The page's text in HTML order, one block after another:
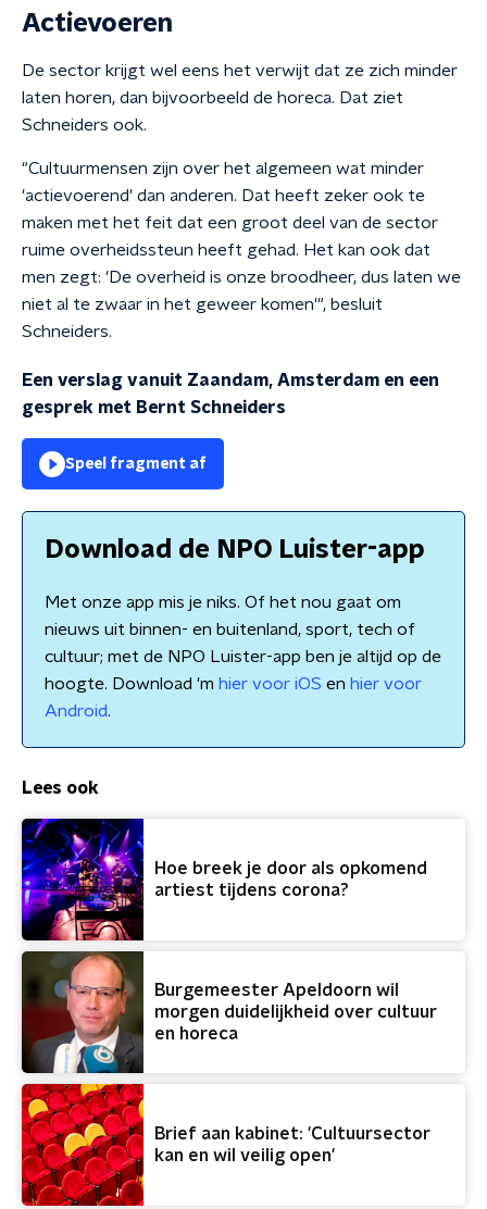
Actievoeren
De sector krijgt wel eens het verwijt dat ze zich minder
laten horen, dan bijvoorbeeld de horeca. Dat ziet
Schneiders ook.
"Cultuurmensen zijn over het algemeen wat minder
'actievoerend' dan anderen. Dat heeft zeker ook te
maken met het feit dat een groot deel van de sector
ruime overheidssteun heeft gehad. Het kan ook dat
men zegt: 'De overheid is onze broodheer, dus laten we
niet al te zwaar in het geweer komen'", besluit
Schneiders.
Een verslag vanuit Zaandam, Amsterdam en een
gesprek met Bernt Schneiders
Speel fragment af
Download de NPO Luister-app
Met onze app mis je niks. Of het nou gaat om
nieuws uit binnen- en buitenland, sport, tech of
cultuur; met de NPO Luister-app ben je altijd op de
hoogte. Download 'm hier voor iOS en hier voor
Android.
Lees ook
Hoe breek je door als opkomend
artiest tijdens corona?
Burgemeester Apeldoorn wil
morgen duidelijkheid over cultuur
en horeca
Brief aan kabinet: 'Cultuursector
kan en wil veilig open'